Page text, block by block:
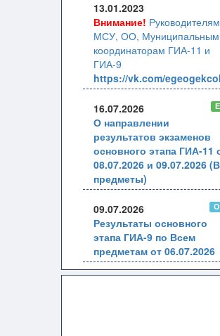
13.01.2023
Внимание! Руководителям
МСУ, ОО, Муниципальным
координаторам ГИА-11 и
ГИА-9
https://vk.com/
16.07.2026
О направлении
результатов экзаменов
основного этапа ГИА-11
08.07.2026 и 09.07.2026
предметы)
09.07.2026
Результаты основного
этапа ГИА-9 по Всем
предметам от 06.07.2026